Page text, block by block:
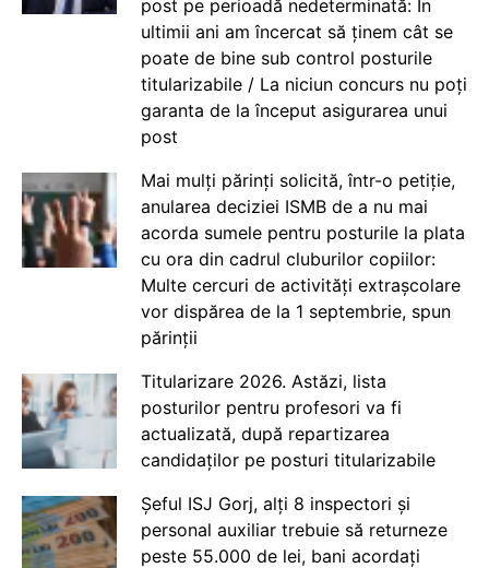
post pe perioadă nedeterminată: În
ultimii ani am încercat să ținem cât se
poate de bine sub control posturile
titularizabile / La niciun concurs nu poți
garanta de la început asigurarea unui
post
Mai mulți părinți solicită, într-o petiție,
anularea deciziei ISMB de a nu mai
acorda sumele pentru posturile la plata
cu ora din cadrul cluburilor copiilor:
Multe cercuri de activități extrașcolare
vor dispărea de la 1 septembrie, spun
părinții
Titularizare 2026. Astăzi, lista
posturilor pentru profesori va fi
actualizată, după repartizarea
candidaților pe posturi titularizabile
Șeful ISJ Gorj, alți 8 inspectori și
personal auxiliar trebuie să returneze
peste 55.000 de lei, bani acordați